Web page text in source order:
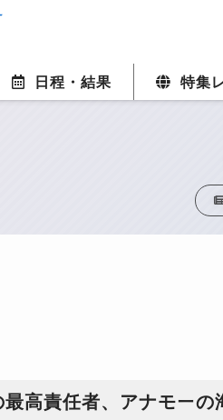
日程・結果 特集
高責任者、アナモーの